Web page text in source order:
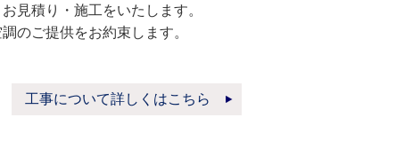
見積り・施工をいたします。
のご提供をお約束します。
工事について詳しくはこちら